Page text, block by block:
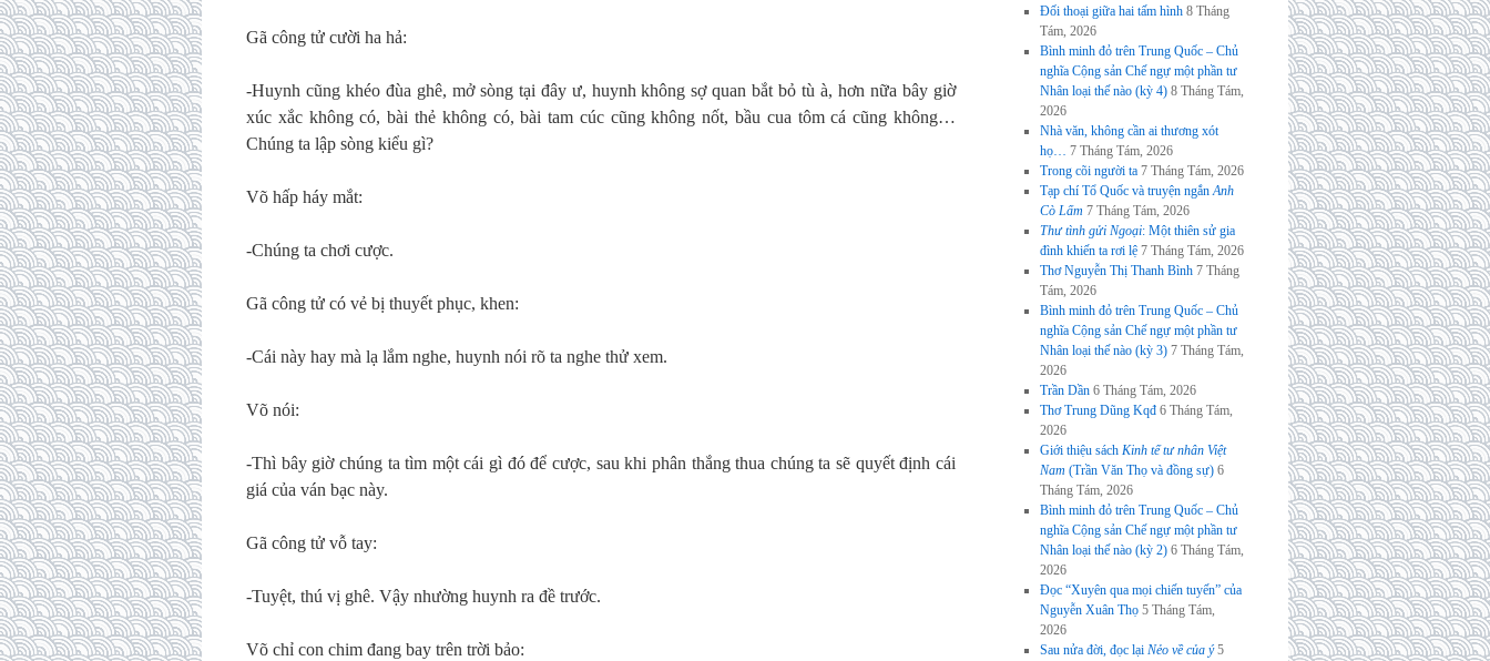
Gã công tử cười ha hả:
-Huynh cũng khéo đùa ghê, mở sòng tại đây ư, huynh không sợ quan bắt bỏ tù à, hơn nữa bây giờ
xúc xắc không có, bài thẻ không có, bài tam cúc cũng không nốt, bầu cua tôm cá cũng không…
Chúng ta lập sòng kiểu gì?
Võ hấp háy mắt:
-Chúng ta chơi cược.
Gã công tử có vẻ bị thuyết phục, khen:
-Cái này hay mà lạ lắm nghe, huynh nói rõ ta nghe thử xem.
Võ nói:
-Thì bây giờ chúng ta tìm một cái gì đó để cược, sau khi phân thắng thua chúng ta sẽ quyết định cái
giá của ván bạc này.
Gã công tử vỗ tay:
-Tuyệt, thú vị ghê. Vậy nhường huynh ra đề trước.
Võ chỉ con chim đang bay trên trời bảo:
Đối thoại giữa hai tấm hình 8 Tháng
Tám, 2026
Bình minh đỏ trên Trung Quốc – Chủ
nghĩa Cộng sản Chế ngự một phần tư
Nhân loại thế nào (kỳ 4) 8 Tháng Tám,
2026
Nhà văn, không cần ai thương xót
họ… 7 Tháng Tám, 2026
Trong cõi người ta 7 Tháng Tám, 2026
Tạp chí Tổ Quốc và truyện ngắnAnh
Cò Lấm 7 Tháng Tám, 2026
Thư tình gửi Ngoại: Một thiên sử gia
đình khiến ta rơi lệ 7 Tháng Tám, 2026
Thơ Nguyễn Thị Thanh Bình 7 Tháng
Tám, 2026
Bình minh đỏ trên Trung Quốc – Chủ
nghĩa Cộng sản Chế ngự một phần tư
Nhân loại thế nào (kỳ 3) 7 Tháng Tám,
2026
Trần Dần 6 Tháng Tám, 2026
Thơ Trung Dũng Kqđ 6 Tháng Tám,
2026
Giới thiệu sách Kinh tế tư nhân Việt
Nam (Trần Văn Thọ và đồng sự) 6
Tháng Tám, 2026
Bình minh đỏ trên Trung Quốc – Chủ
nghĩa Cộng sản Chế ngự một phần tư
Nhân loại thế nào (kỳ 2) 6 Tháng Tám,
2026
Đọc “Xuyên qua mọi chiến tuyến” của
Nguyễn Xuân Thọ 5 Tháng Tám,
2026
Sau nửa đời, đọc lại Nẻo về của ý 5